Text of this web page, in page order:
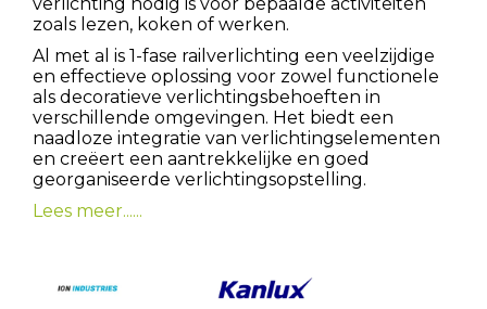
zoals lezen, koken of werken.
Al met al is 1-fase railverlichting een veelzijdige
en effectieve oplossing voor zowel functionele
als decoratieve verlichtingsbehoeften in
verschillende omgevingen. Het biedt een
naadloze integratie van verlichtingselementen
en creëert een aantrekkelijke en goed
georganiseerde verlichtingsopstelling.
Lees meer......